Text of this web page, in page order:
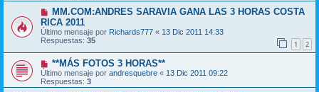
MM.COM:ANDRES SARAVIA GANA LAS 3 HORAS COSTA
RICA 2011
Último mensaje por Richards777 « 13 Dic 2011 14:33
Respuestas: 35 1 2
**MÁS FOTOS 3 HORAS**
Último mensaje por andresquebre « 13 Dic 2011 09:22
Respuestas: 3